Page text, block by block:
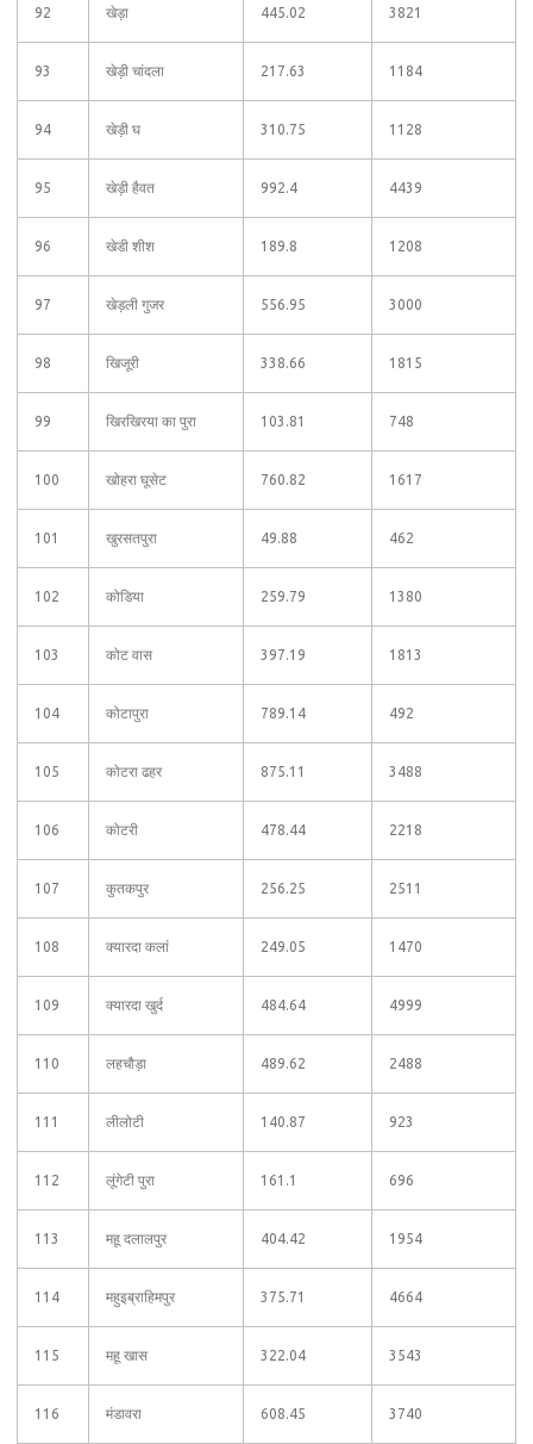
92 खेड़ा 445.02 3821
93 खेड़ी चांदला 217.63 1184
94 खेड़ी घ 310.75 1128
95 खेड़ी हैवत 992.4 4439
96 खेडी शीश 189.8 1208
97 खेड़ली गुजर 556.95 3000
98 खिजूरी 338.66 1815
99 खिरखिरया का पुरा 103.81 748
100 खोहरा घूसेट 760.82 1617
101 खुरसतपुरा 49.88 462
102 कोडिया 259.79 1380
103 कोट वास 397.19 1813
104 कोटापुरा 789.14 492
105 कोटरा ढहर 875.11 3488
106 कोटरी 478.44 2218
107 कुतकपुर 256.25 2511
108 क्यारदा कलां 249.05 1470
109 क्यारदा खुर्द 484.64 4999
110 लहचौड़ा 489.62 2488
111 लीलोटी 140.87 923
112 लूंगेटी पुरा 161.1 696
113 महू दलालपुर 404.42 1954
114 महुइब्राहिमपुर 375.71 4664
115 महू खास 322.04 3543
116 मंडावरा 608.45 3740